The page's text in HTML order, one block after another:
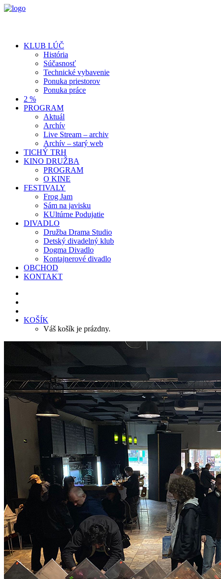
KLUB LÚČ
História
Súčasnosť
Technické vybavenie
Ponuka priestorov
Ponuka práce
2 %
PROGRAM
Aktuál
Archív
Live Stream – archiv
Archív – starý web
TICHÝ TRH
KINO DRUŽBA
PROGRAM
O KINE
FESTIVALY
Frog Jam
Sám na javisku
KUltúrne Podujatie
DIVADLO
Družba Drama Studio
Detský divadelný klub
Dogma Divadlo
Kontajnerové divadlo
OBCHOD
KONTAKT
KOŠÍK
Váš košík je prázdny.